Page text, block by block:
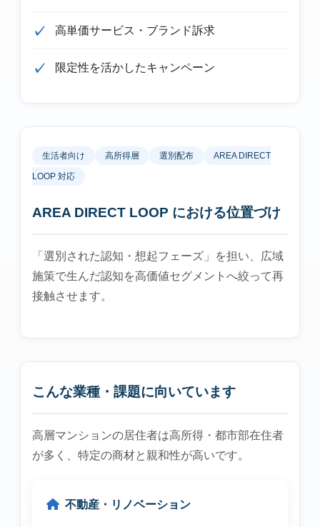
高単価サービス・ブランド訴求
限定性を活かしたキャンペーン
生活者向け 高所得層 選別配布 AREA DIRECT
LOOP 対応
AREA DIRECT LOOP における位置づけ
「選別された認知・想起フェーズ」を担い、広域
施策で生んだ認知を高価値セグメントへ絞って再
接触させます。
こんな業種・課題に向いています
高層マンションの居住者は高所得・都市部在住者
が多く、特定の商材と親和性が高いです。
不動産・リノベーション